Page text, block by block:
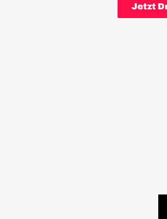
Jetzt